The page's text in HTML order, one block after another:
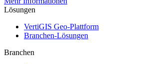
Lösungen
VertiGIS Geo-Plattform
Branchen-Lösungen
Branchen